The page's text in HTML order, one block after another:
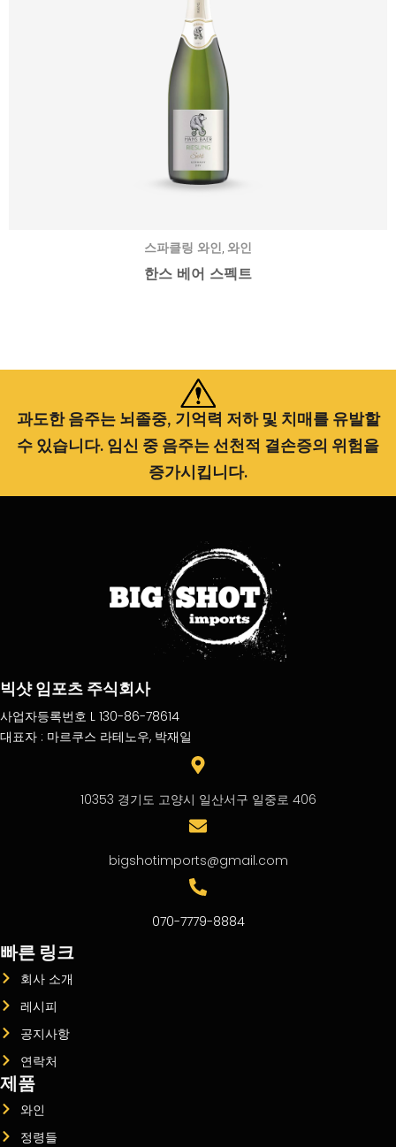
스파클링 와인, 와인
한스 베어 스펙트
과도한 음주는 뇌졸중, 기억력 저하 및 치매를 유발할
수 있습니다. 임신 중 음주는 선천적 결손증의 위험을
증가시킵니다.
빅샷 임포츠 주식회사
사업자등록번호 L 130-86-78614
대표자 : 마르쿠스 라테노우, 박재일
10353 경기도 고양시 일산서구 일중로 406
bigshotimports@gmail.com
070-7779-8884
빠른 링크
회사 소개
레시피
공지사항
연락처
제품
와인
정령들